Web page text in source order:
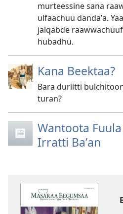
murteessine sana
ulfaachuu dandaʼa.
jalqabde
hubadhu.
Kana Beektaa?
Bara duriitti
turan?
Wantoota Fuula
Irratti Baʼan